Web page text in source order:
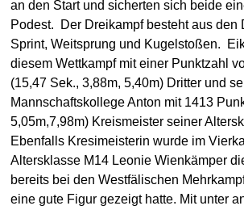
an den Start und sicherten sich beide
Podest. Der Dreikampf besteht aus den
Sprint, Weitsprung und Kugelstoßen.
diesem Wettkampf mit einer Punktzahl
(15,47 Sek., 3,88m, 5,40m) Dritter und
Mannschaftskollege Anton mit 1413
5,05m,7,98m) Kreismeister seiner
Ebenfalls Kresimeisterin wurde im
Altersklasse M14 Leonie Wienkämper
bereits bei den Westfälischen
eine gute Figur gezeigt hatte. Mit unter